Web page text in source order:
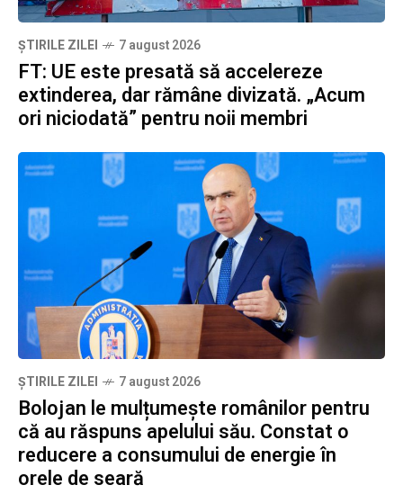
ȘTIRILE ZILEI 7 august 2026
FT: UE este presată să accelereze
extinderea, dar rămâne divizată. „Acum
ori niciodată” pentru noii membri
ȘTIRILE ZILEI 7 august 2026
Bolojan le mulțumește românilor pentru
că au răspuns apelului său. Constat o
reducere a consumului de energie în
orele de seară